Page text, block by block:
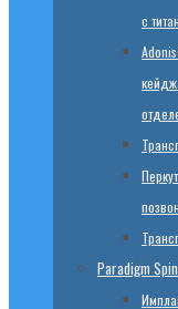
с
Paradigm